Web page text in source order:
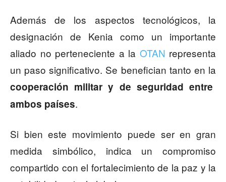
Además de los aspectos tecnológicos, la
designación de Kenia como un importante
aliado no perteneciente a la OTAN representa
un paso significativo. Se benefician tanto en la
cooperación militar y de seguridad entre
ambos países.
Si bien este movimiento puede ser en gran
medida simbólico, indica un compromiso
compartido con el fortalecimiento de la paz y la